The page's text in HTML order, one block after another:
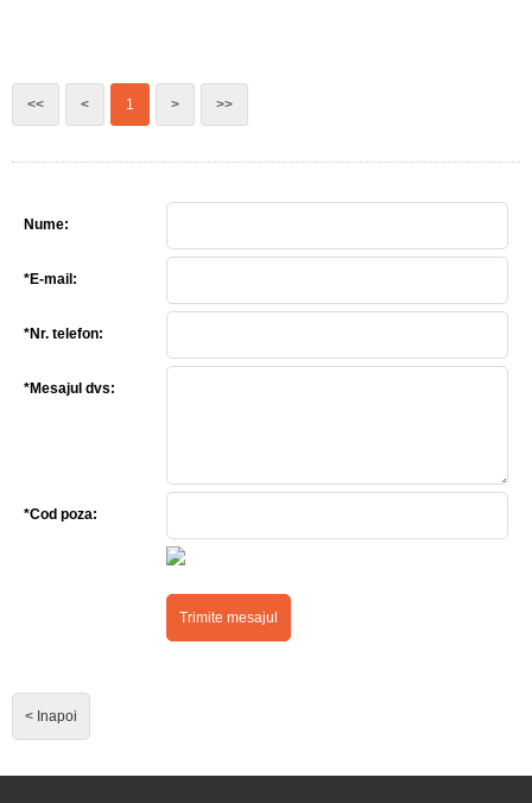
<< < 1 > >>
Nume:
*E-mail:
*Nr. telefon:
*Mesajul dvs:
*Cod poza:
< Inapoi